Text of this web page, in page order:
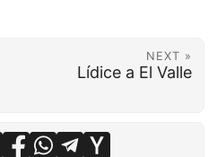
NEXT »
Lídice a El Valle